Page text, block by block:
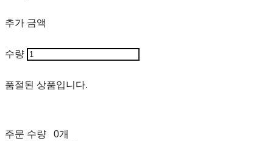
추가 금액
수량
품절된 상품입니다.
주문 수량
0개